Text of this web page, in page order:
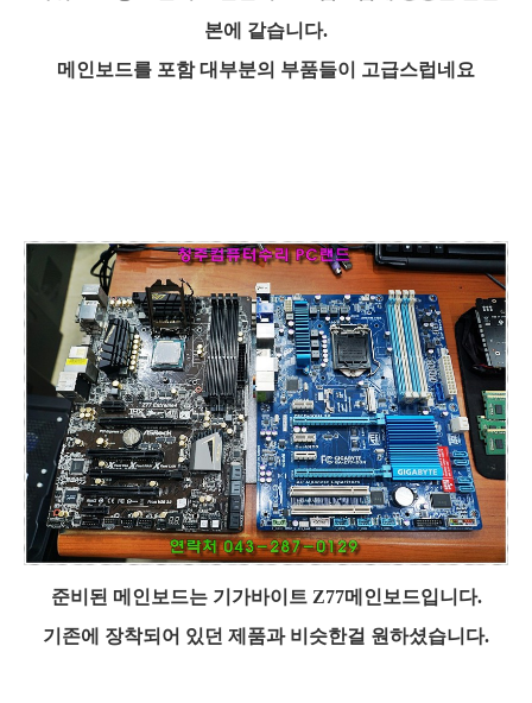
본에 같습니다.
메인보드를 포함 대부분의 부품들이 고급스럽네요
준비된 메인보드는 기가바이트 Z77메인보드입니다.
기존에 장착되어 있던 제품과 비슷한걸 원하셨습니다.